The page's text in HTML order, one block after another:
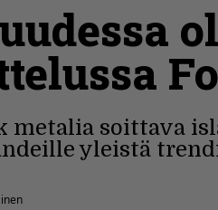
metalia soittava
yleistä